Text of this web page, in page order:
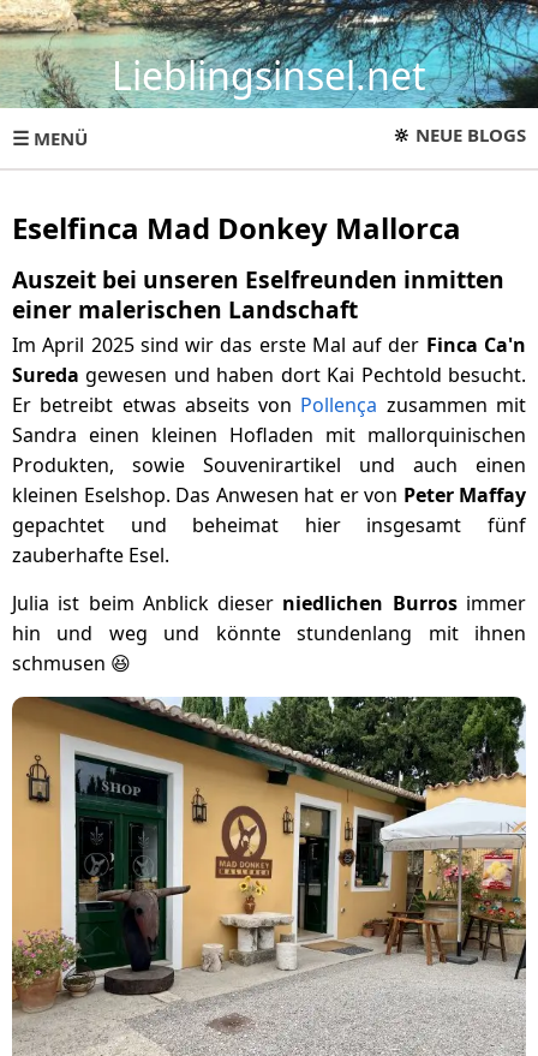
Lieblingsinsel.net
☰ MENÜ 🔆 NEUE BLOGS
Eselfinca Mad Donkey Mallorca
Auszeit bei unseren Eselfreunden inmitten
einer malerischen Landschaft
Im April 2025 sind wir das erste Mal auf der Finca Ca'n
Sureda gewesen und haben dort Kai Pechtold besucht.
Er betreibt etwas abseits von Pollença zusammen mit
Sandra einen kleinen Hofladen mit mallorquinischen
Produkten, sowie Souvenirartikel und auch einen
kleinen Eselshop. Das Anwesen hat er von Peter Maffay
gepachtet und beheimat hier insgesamt fünf
zauberhafte Esel.
Julia ist beim Anblick dieser niedlichen Burrosimmer
hin und weg und könnte stundenlang mit ihnen
schmusen 😆